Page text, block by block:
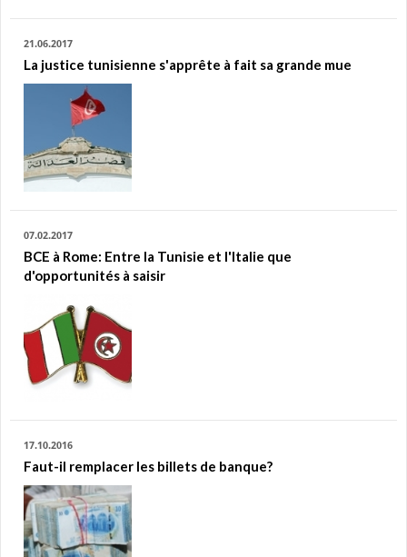
21.06.2017
La justice tunisienne s'apprête à fait sa grande mue
07.02.2017
BCE à Rome: Entre la Tunisie et l'Italie que
d'opportunités à saisir
17.10.2016
Faut-il remplacer les billets de banque?